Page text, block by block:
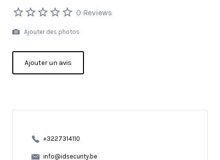
0 Reviews
Ajouter des photos
Ajouter un avis
+3227314110
info@idsecurity.be